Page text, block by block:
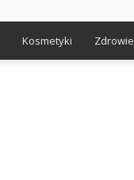
Kosmetyki Zdrowie